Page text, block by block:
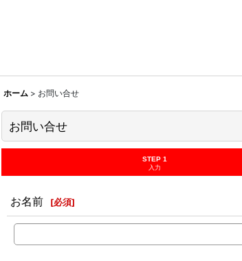
ホーム > お問い合せ
お問い合せ
STEP 1
入力
お名前 [必須]